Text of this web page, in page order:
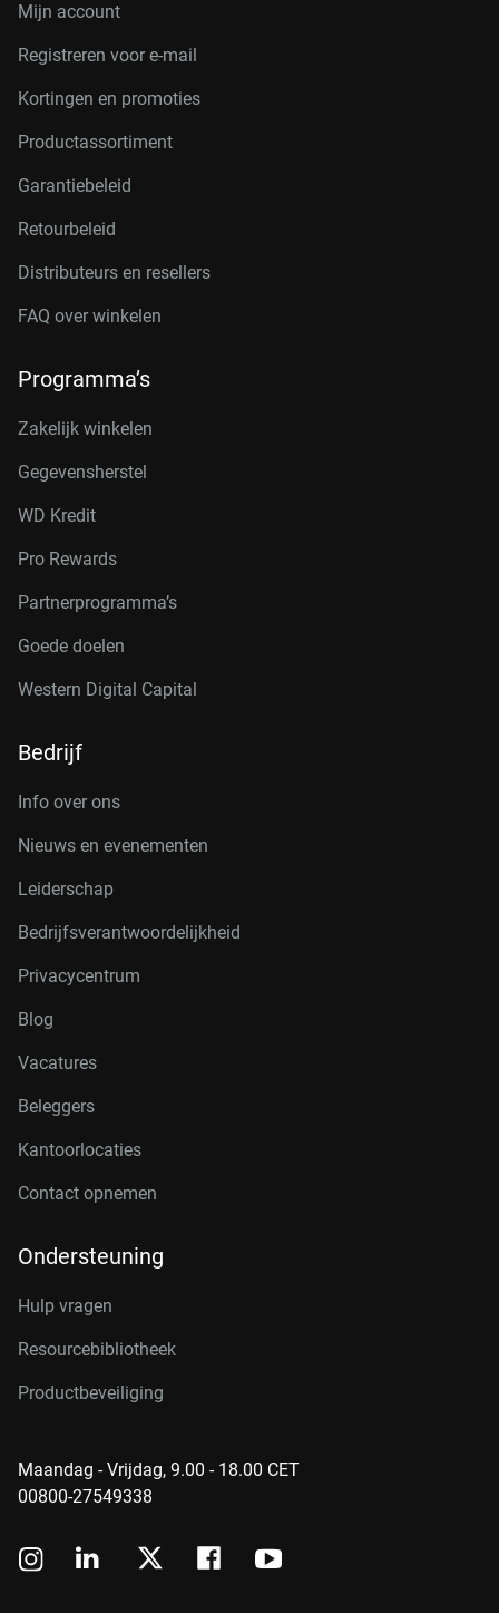
Mijn account
Registreren voor e-mail
Kortingen en promoties
Productassortiment
Garantiebeleid
Retourbeleid
Distributeurs en resellers
FAQ over winkelen
Programma’s
Zakelijk winkelen
Gegevensherstel
WD Kredit
Pro Rewards
Partnerprogramma’s
Goede doelen
Western Digital Capital
Bedrijf
Info over ons
Nieuws en evenementen
Leiderschap
Bedrijfsverantwoordelijkheid
Privacycentrum
Blog
Vacatures
Beleggers
Kantoorlocaties
Contact opnemen
Ondersteuning
Hulp vragen
Resourcebibliotheek
Productbeveiliging
Maandag - Vrijdag, 9.00 - 18.00 CET
00800-27549338